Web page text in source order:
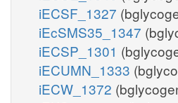
iECSF_1327
iEcSMS35_1347
iECSP_1301
iECUMN_1333
iECW_1372